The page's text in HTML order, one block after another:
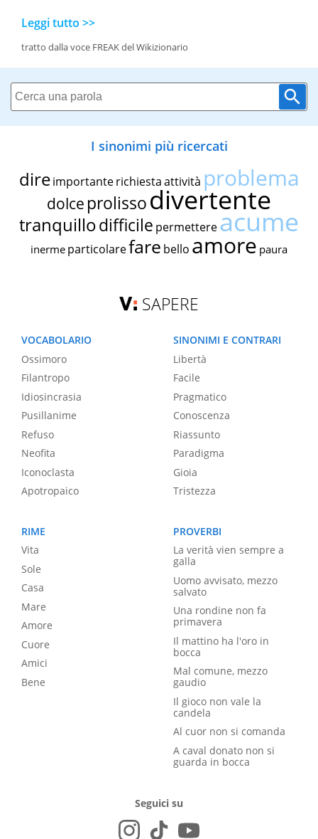
Leggi tutto >>
tratto dalla voce FREAK del Wikizionario
I sinonimi più ricercati
dire importante richiestaattività problema
dolce prolissodivertente
tranquillodifficile permettereacume
inerme particolarefare bello amore paura
SAPERE
VOCABOLARIO
Ossimoro
Filantropo
Idiosincrasia
Pusillanime
Refuso
Neofita
Iconoclasta
Apotropaico
SINONIMI E CONTRARI
Libertà
Facile
Pragmatico
Conoscenza
Riassunto
Paradigma
Gioia
Tristezza
RIME
Vita
Sole
Casa
Mare
Amore
Cuore
Amici
Bene
PROVERBI
La verità vien sempre a
galla
Uomo avvisato, mezzo
salvato
Una rondine non fa
primavera
Il mattino ha l'oro in
bocca
Mal comune, mezzo
gaudio
Il gioco non vale la
candela
Al cuor non si comanda
A caval donato non si
guarda in bocca
Seguici su